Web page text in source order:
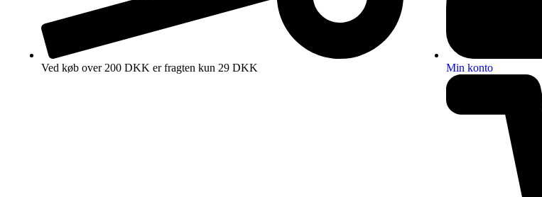
Ved køb over 200 DKK er fragten kun 29 DKK Min konto